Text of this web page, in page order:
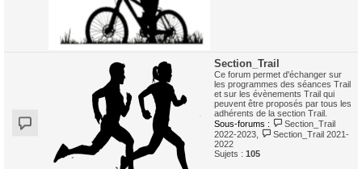
Section_Trail
Ce forum permet d'échanger sur
les programmes des séances Trail
et sur les évènements Trail qui
peuvent être proposés par tous les
adhérents de la section Trail.
Sous-forums :
Section_Trail
2022-2023
Section_Trail 2021-
2022
Sujets : 105